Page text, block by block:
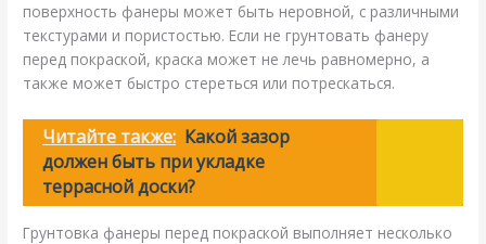
поверхность фанеры может быть неровной, с различными
текстурами и пористостью. Если не грунтовать фанеру
перед покраской, краска может не лечь равномерно, а
также может быстро стереться или потрескаться.
Читайте также: Какой зазор
должен быть при укладке
террасной доски?
Грунтовка фанеры перед покраской выполняет несколько